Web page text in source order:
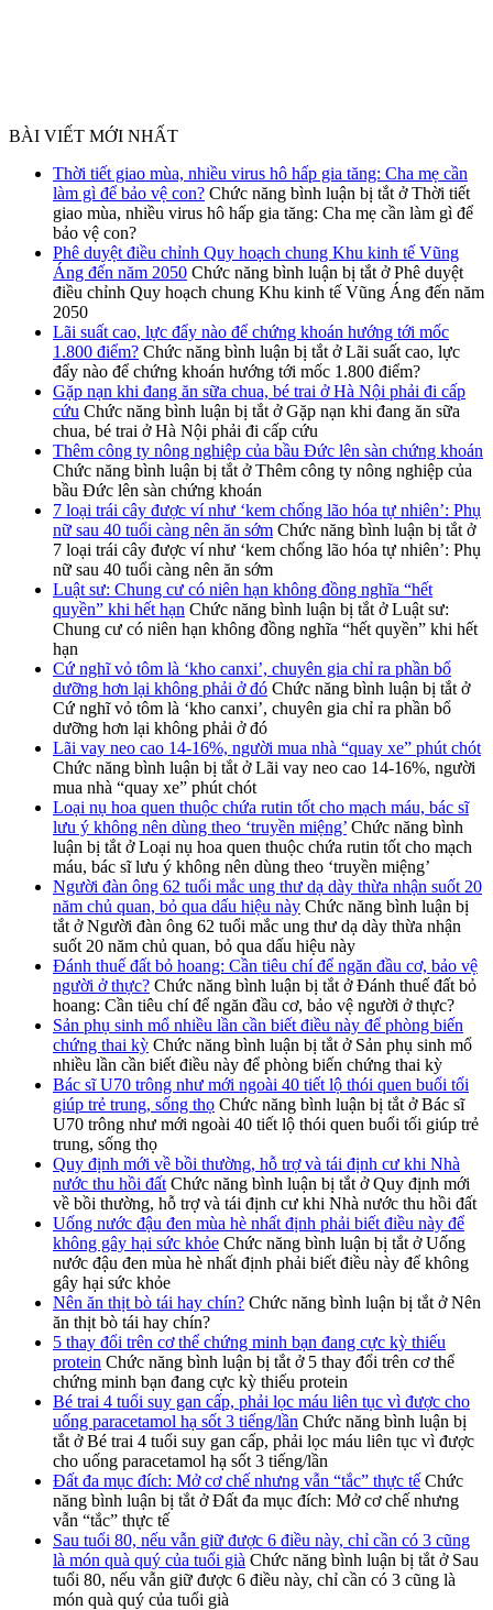
BÀI VIẾT MỚI NHẤT
Thời tiết giao mùa, nhiều virus hô hấp gia tăng: Cha mẹ cần
làm gì để bảo vệ con? Chức năng bình luận bị tắt ở Thời tiết
giao mùa, nhiều virus hô hấp gia tăng: Cha mẹ cần làm gì để
bảo vệ con?
Phê duyệt điều chỉnh Quy hoạch chung Khu kinh tế Vũng
Áng đến năm 2050 Chức năng bình luận bị tắt ở Phê duyệt
điều chỉnh Quy hoạch chung Khu kinh tế Vũng Áng đến năm
2050
Lãi suất cao, lực đẩy nào để chứng khoán hướng tới mốc
1.800 điểm? Chức năng bình luận bị tắt ở Lãi suất cao, lực
đẩy nào để chứng khoán hướng tới mốc 1.800 điểm?
Gặp nạn khi đang ăn sữa chua, bé trai ở Hà Nội phải đi cấp
cứu Chức năng bình luận bị tắt ở Gặp nạn khi đang ăn sữa
chua, bé trai ở Hà Nội phải đi cấp cứu
Thêm công ty nông nghiệp của bầu Đức lên sàn chứng khoán
Chức năng bình luận bị tắt ở Thêm công ty nông nghiệp của
bầu Đức lên sàn chứng khoán
7 loại trái cây được ví như ‘kem chống lão hóa tự nhiên’: Phụ
nữ sau 40 tuổi càng nên ăn sớm Chức năng bình luận bị tắt ở
7 loại trái cây được ví như ‘kem chống lão hóa tự nhiên’: Phụ
nữ sau 40 tuổi càng nên ăn sớm
Luật sư: Chung cư có niên hạn không đồng nghĩa “hết
quyền” khi hết hạn Chức năng bình luận bị tắt ở Luật sư:
Chung cư có niên hạn không đồng nghĩa “hết quyền” khi hết
hạn
Cứ nghĩ vỏ tôm là ‘kho canxi’, chuyên gia chỉ ra phần bổ
dưỡng hơn lại không phải ở đó Chức năng bình luận bị tắt ở
Cứ nghĩ vỏ tôm là ‘kho canxi’, chuyên gia chỉ ra phần bổ
dưỡng hơn lại không phải ở đó
Lãi vay neo cao 14-16%, người mua nhà “quay xe” phút chót
Chức năng bình luận bị tắt ở Lãi vay neo cao 14-16%, người
mua nhà “quay xe” phút chót
Loại nụ hoa quen thuộc chứa rutin tốt cho mạch máu, bác sĩ
lưu ý không nên dùng theo ‘truyền miệng’ Chức năng bình
luận bị tắt ở Loại nụ hoa quen thuộc chứa rutin tốt cho mạch
máu, bác sĩ lưu ý không nên dùng theo ‘truyền miệng’
Người đàn ông 62 tuổi mắc ung thư dạ dày thừa nhận suốt 20
năm chủ quan, bỏ qua dấu hiệu này Chức năng bình luận bị
tắt ở Người đàn ông 62 tuổi mắc ung thư dạ dày thừa nhận
suốt 20 năm chủ quan, bỏ qua dấu hiệu này
Đánh thuế đất bỏ hoang: Cần tiêu chí để ngăn đầu cơ, bảo vệ
người ở thực? Chức năng bình luận bị tắt ở Đánh thuế đất bỏ
hoang: Cần tiêu chí để ngăn đầu cơ, bảo vệ người ở thực?
Sản phụ sinh mổ nhiều lần cần biết điều này để phòng biến
chứng thai kỳ Chức năng bình luận bị tắt ở Sản phụ sinh mổ
nhiều lần cần biết điều này để phòng biến chứng thai kỳ
Bác sĩ U70 trông như mới ngoài 40 tiết lộ thói quen buổi tối
giúp trẻ trung, sống thọ Chức năng bình luận bị tắt ở Bác sĩ
U70 trông như mới ngoài 40 tiết lộ thói quen buổi tối giúp trẻ
trung, sống thọ
Quy định mới về bồi thường, hỗ trợ và tái định cư khi Nhà
nước thu hồi đất Chức năng bình luận bị tắt ở Quy định mới
về bồi thường, hỗ trợ và tái định cư khi Nhà nước thu hồi đất
Uống nước đậu đen mùa hè nhất định phải biết điều này để
không gây hại sức khỏe Chức năng bình luận bị tắt ở Uống
nước đậu đen mùa hè nhất định phải biết điều này để không
gây hại sức khỏe
Nên ăn thịt bò tái hay chín? Chức năng bình luận bị tắt ở Nên
ăn thịt bò tái hay chín?
5 thay đổi trên cơ thể chứng minh bạn đang cực kỳ thiếu
protein Chức năng bình luận bị tắt ở 5 thay đổi trên cơ thể
chứng minh bạn đang cực kỳ thiếu protein
Bé trai 4 tuổi suy gan cấp, phải lọc máu liên tục vì được cho
uống paracetamol hạ sốt 3 tiếng/lần Chức năng bình luận bị
tắt ở Bé trai 4 tuổi suy gan cấp, phải lọc máu liên tục vì được
cho uống paracetamol hạ sốt 3 tiếng/lần
Đất đa mục đích: Mở cơ chế nhưng vẫn “tắc” thực tế Chức
năng bình luận bị tắt ở Đất đa mục đích: Mở cơ chế nhưng
vẫn “tắc” thực tế
Sau tuổi 80, nếu vẫn giữ được 6 điều này, chỉ cần có 3 cũng
là món quà quý của tuổi già Chức năng bình luận bị tắt ở Sau
tuổi 80, nếu vẫn giữ được 6 điều này, chỉ cần có 3 cũng là
món quà quý của tuổi già